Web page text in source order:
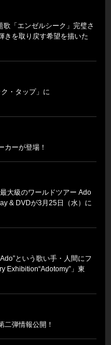
「エンゼルシーク」完璧さ
きを取り戻す希望を描いた
・タップ」に
カーが登場！
大級のワールドツアー Ado
& DVDが3月25日（水）に
という歌い手・人間にフ
Exhibition“Adotomy”」東
二弾情報公開！